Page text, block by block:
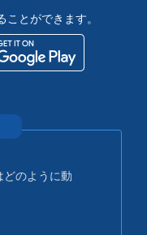
とができます。
どのように動